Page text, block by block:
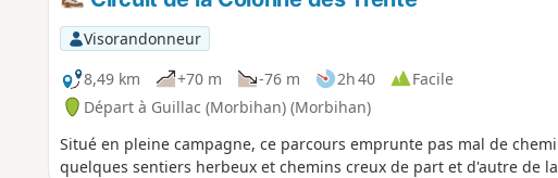
Visorandonneur
8,49 km
+70 m -76 m 2h 40
Facile
Départ à Guillac (Morbihan) (Morbihan)
Situé en pleine campagne, ce parcours emprunte pas mal de
quelques sentiers herbeux et chemins creux de part et d'autre de la